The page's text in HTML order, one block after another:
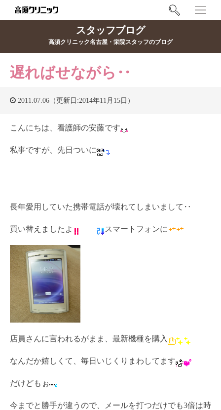
スタッフブログ
高須クリニック名古屋・栄院スタッフのブログ
遅ればせながら‥
2011.07.06（更新日:2014年11月15日）
こんにちは、看護師の安藤です
私事ですが、先日ついに
長年愛用していた携帯電話が壊れてしまいまして‥
買い替えましたよ スマートフォンに
店員さんに言われるがまま、最新機種を購入
なんだか嬉しくて、毎日いじくりまわしてます
だけどもぉ
今までと勝手が違うので、メールを打つだけでも3倍は時